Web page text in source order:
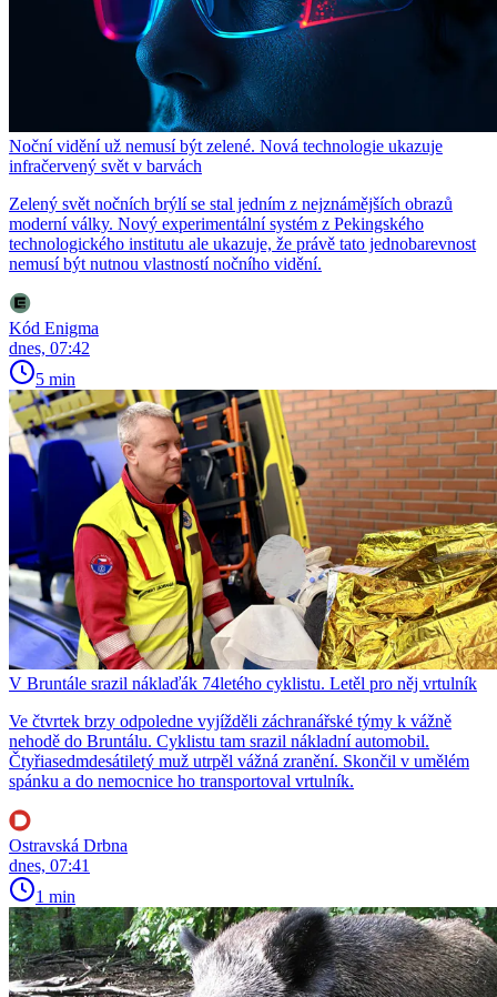
Noční vidění už nemusí být zelené. Nová technologie ukazuje
infračervený svět v barvách
Zelený svět nočních brýlí se stal jedním z nejznámějších obrazů
moderní války. Nový experimentální systém z Pekingského
technologického institutu ale ukazuje, že právě tato jednobarevnost
nemusí být nutnou vlastností nočního vidění.
Kód Enigma
dnes, 07:42
5 min
V Bruntále srazil náklaďák 74letého cyklistu. Letěl pro něj vrtulník
Ve čtvrtek brzy odpoledne vyjížděli záchranářské týmy k vážně
nehodě do Bruntálu. Cyklistu tam srazil nákladní automobil.
Čtyřiasedmdesátiletý muž utrpěl vážná zranění. Skončil v umělém
spánku a do nemocnice ho transportoval vrtulník.
Ostravská Drbna
dnes, 07:41
1 min